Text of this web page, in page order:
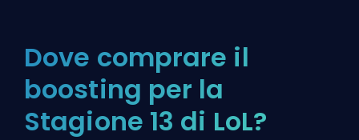
Dove comprare il
boosting per la
Stagione 13 di LoL?